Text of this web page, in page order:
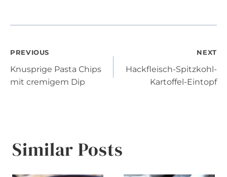
Post
navigation
PREVIOUS
Knusprige Pasta Chips
mit cremigem Dip
NEXT
Hackfleisch-Spitzkohl-
Kartoffel-Eintopf
Similar Posts